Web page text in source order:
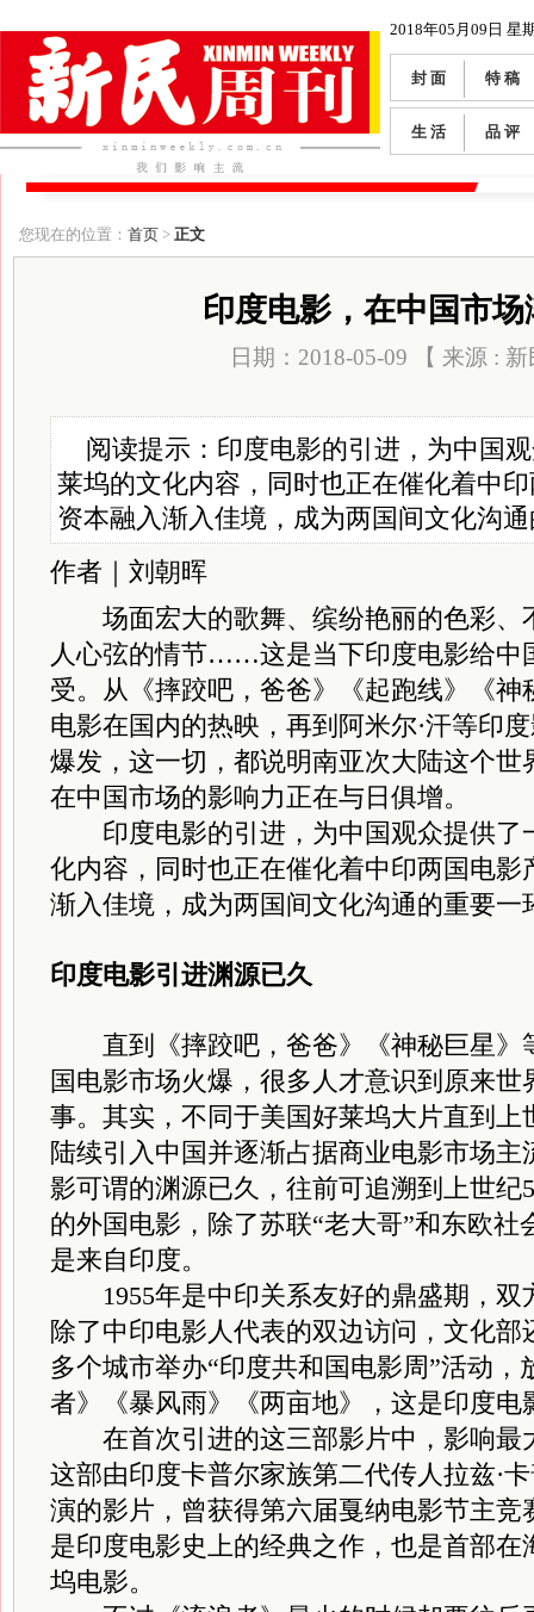
2018年05月09日 星
封 面 特 稿
生 活 品 评
您现在的位置： 首页 > 正文
印度电影，在中国市场
日期：2018-05-09 【 来源 :
阅读提示：印度电影的引进，为中国
莱坞的文化内容，同时也正在催化着中
资本融入渐入佳境，成为两国间文化沟
作者｜刘朝晖
场面宏大的歌舞、缤纷艳丽的色彩、
人心弦的情节……这是当下印度电影给中
受。从《摔跤吧，爸爸》《起跑线》《神
电影在国内的热映，再到阿米尔·汗等印
爆发，这一切，都说明南亚次大陆这个世
在中国市场的影响力正在与日俱增。
印度电影的引进，为中国观众提供了
化内容，同时也正在催化着中印两国电影
渐入佳境，成为两国间文化沟通的重要一
印度电影引进渊源已久
直到《摔跤吧，爸爸》《神秘巨星》
国电影市场火爆，很多人才意识到原来
事。其实，不同于美国好莱坞大片直到上
陆续引入中国并逐渐占据商业电影市场
影可谓的渊源已久，往前可追溯到上世纪
的外国电影，除了苏联“老大哥”和东欧社
是来自印度。
1955年是中印关系友好的鼎盛期，双
除了中印电影人代表的双边访问，文化部
多个城市举办“印度共和国电影周”活动，
者》《暴风雨》《两亩地》，这是印度电
在首次引进的这三部影片中，影响最
这部由印度卡普尔家族第二代传人拉兹·
演的影片，曾获得第六届戛纳电影节主竞
是印度电影史上的经典之作，也是首部在
坞电影。